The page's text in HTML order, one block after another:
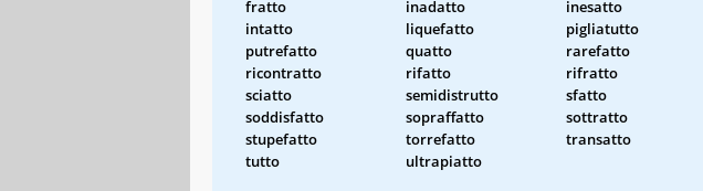
fratto
inadatto inesatto
intatto
liquefatto pigliatutto
putrefatto
quatto rarefatto
ricontratto
rifatto rifratto
sciatto
semidistrutto sfatto
soddisfatto
sopraffatto sottratto
stupefatto
torrefatto transatto
tutto
ultrapiatto